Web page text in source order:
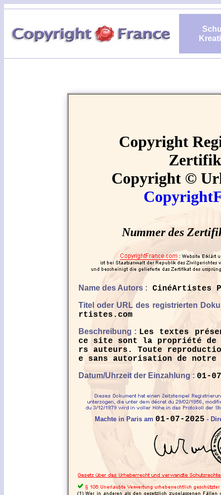
Copyright
Copyright ©
Nummer des
Name des Autors : CinéArtistes
Titel oder URL des registrierten
rtistes.com
Beschreibung : Les textes
ce site sont la propriété de
rs auteurs. Toute
e sans autorisation de
Datum/Uhrzeit der Einzahlung : 01-
Machte in Paris am 01-07-2025 -